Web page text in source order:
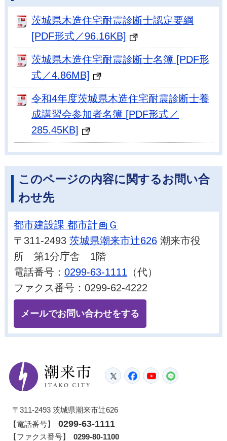
茨城県木造住宅耐震診断士認定要綱
[PDF形式／96.16KB]
茨城県木造住宅耐震診断士名簿 [PDF形
式／4.86MB]
令和4年度茨城県木造住宅耐震診断士養
成講習会参加者名簿 [PDF形式／
285.45KB]
このページの内容に関するお問い合
わせ先
都市建設課 都市計画Ｇ
〒311-2493茨城県潮来市辻626 潮来市役
所 第1分庁舎 1階
電話番号：0299-63-1111 （代）
ファクス番号：0299-62-4222
メールでお問い合わせをする
潮来市
TwitterFacebook
YouTube
〒311-2493 茨城県潮来市辻626
【電話番号】
0299-63-1111
【ファクス番号】 0299-80-1100